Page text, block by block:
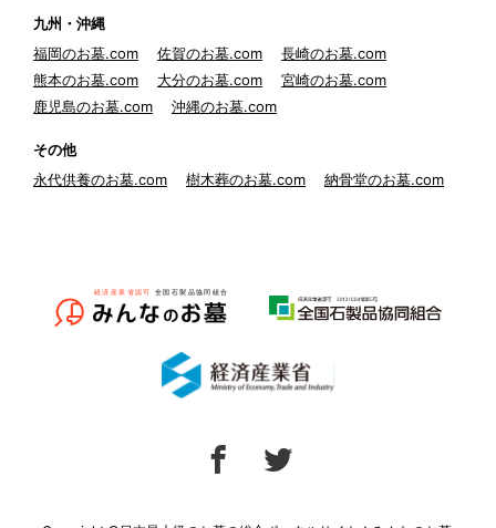
九州・沖縄
福岡のお墓.com
佐賀のお墓.com
長崎のお墓.com
熊本のお墓.com
大分のお墓.com
宮崎のお墓.com
鹿児島のお墓.com
沖縄のお墓.com
その他
永代供養のお墓.com
樹木葬のお墓.com 納骨堂のお墓.com